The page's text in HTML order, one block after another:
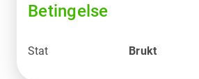
Betingelse
Stat Brukt